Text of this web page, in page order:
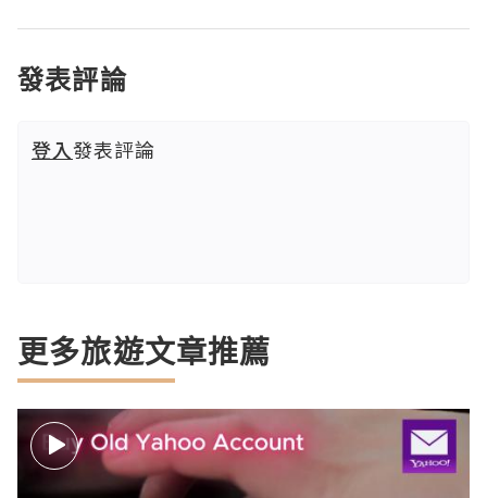
發表評論
登入發表評論
更多旅遊文章推薦